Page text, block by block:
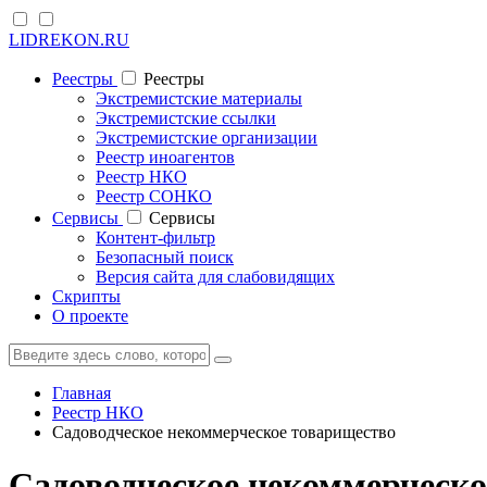
LIDREKON.RU
Реестры
Реестры
Экстремистские материалы
Экстремистские ссылки
Экстремистские организации
Реестр иноагентов
Реестр НКО
Реестр СОНКО
Cервисы
Cервисы
Контент-фильтр
Безопасный поиск
Версия сайта для слабовидящих
Скрипты
О проекте
Главная
Реестр НКО
Садоводческое некоммерческое товарищество